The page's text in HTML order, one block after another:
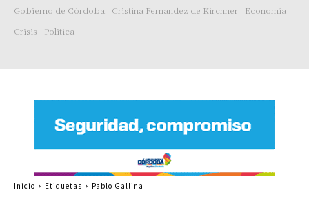
Gobierno de Córdoba
Cristina Fernandez de Kirchner
Economía
Crisis
Politica
Inicio Etiquetas Pablo Gallina